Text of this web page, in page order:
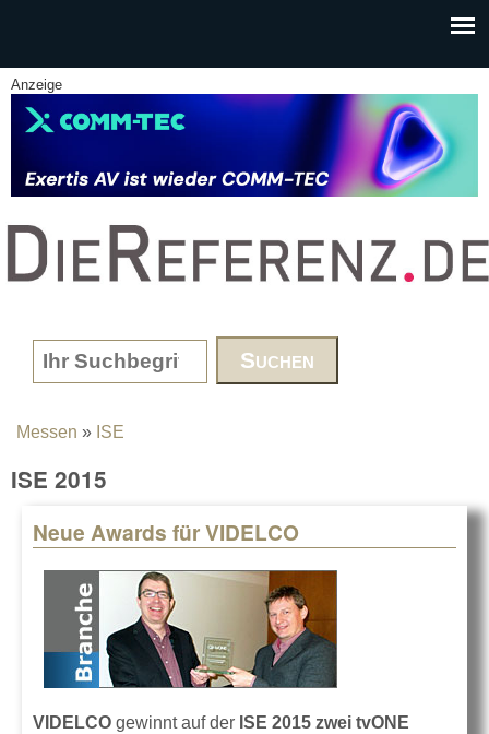
Anzeige
www.DieReferenz.de
Search form
You are here
Messen » ISE
ISE 2015
Neue Awards für VIDELCO
VIDELCO gewinnt auf der ISE 2015 zwei tvONE
Pages